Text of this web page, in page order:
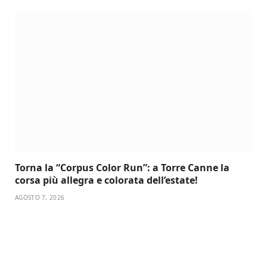
Torna la “Corpus Color Run”: a Torre Canne la
corsa più allegra e colorata dell’estate!
AGOSTO 7, 2026